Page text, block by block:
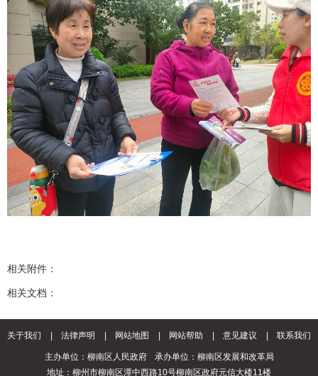
相关附件：
相关文档：
关于我们 法律声明 网站地图 网站帮助 意见建议 联系我们
主办单位：柳南区人民政府
承办单位：柳南区发展和改革局
地址：柳州市柳南区潭中西路10号柳南区政府元信大楼11楼